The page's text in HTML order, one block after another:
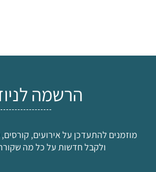
הרשמה
מוזמנים להתעדכן על אירועים,
ולקבל חדשות על כל מה